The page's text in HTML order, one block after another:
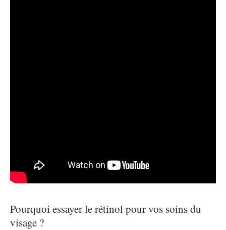
Pourquoi essayer le rétinol pour vos soins du
visage ?